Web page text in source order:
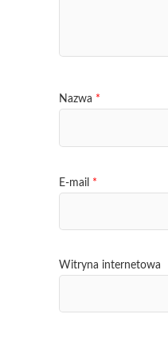
Nazwa *
E-mail *
Witryna internetowa